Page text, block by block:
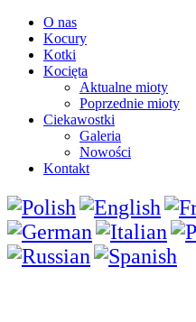
O nas
Kocury
Kotki
Kocięta
Aktualne mioty
Poprzednie mioty
Ciekawostki
Galeria
Nowości
Kontakt